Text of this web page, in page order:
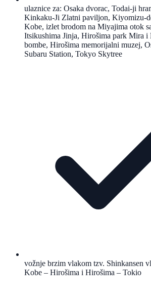
ulaznice za: Osaka dvorac, Todai-ji
Kinkaku-Ji Zlatni paviljon, Kiyomizu-
Kobe, izlet brodom na Miyajima otok
Itsikushima Jinja, Hirošima park Mira i
bombe, Hirošima memorijalni muzej,
Subaru Station, Tokyo Skytree
vožnje brzim vlakom tzv. Shinkansen
Kobe – Hirošima i Hirošima – Tokio